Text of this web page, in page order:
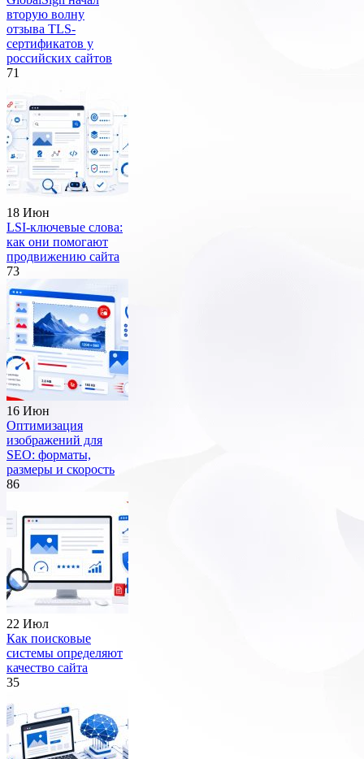
вторую волну
отзыва TLS-
сертификатов у
российских сайтов
71
18 Июн
LSI-ключевые слова:
как они помогают
продвижению сайта
73
16 Июн
Оптимизация
изображений для
SEO: форматы,
размеры и скорость
86
22 Июл
Как поисковые
системы определяют
качество сайта
35